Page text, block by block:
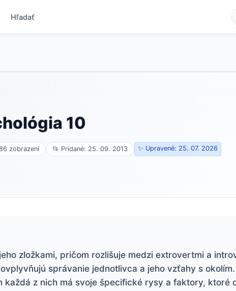
Hľadať
10
zobrazení 📂 Pridané: 25. 09. 2013 ✨ Upravené: 25. 07. 2026
zložkami, pričom rozlišuje medzi extrovertmi a
správanie jednotlivca a jeho vzťahy s
každá z nich má svoje špecifické rysy a faktory, ktoré